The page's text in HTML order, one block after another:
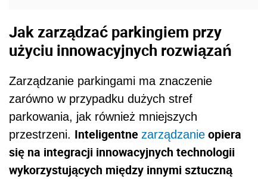
Jak zarządzać parkingiem przy
użyciu innowacyjnych rozwiązań
Zarządzanie parkingami ma znaczenie
zarówno w przypadku dużych stref
parkowania, jak również mniejszych
przestrzeni. Inteligentne zarządzanie opiera
się na integracji innowacyjnych technologii
wykorzystujących między innymi sztuczną